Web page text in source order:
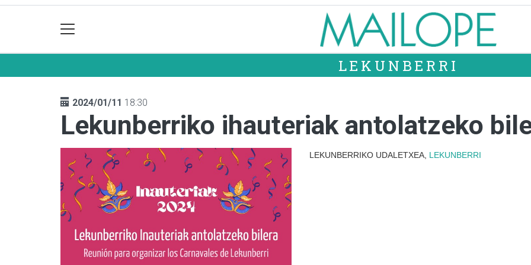
LEKUNBERRI
2024/01/11 18:30
Lekunberriko ihauteriak antolatzeko
LEKUNBERRIKO UDALETXEA, LEKUNBERRI